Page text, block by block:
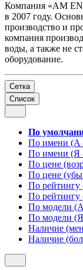
Компания «AM
в 2007 году.
производство и
компания
воды, а также не
оборудование.
Сетка
Список
По
По имени (A
По имени (Я
По цене
По цене
По
По рейтингу
По модели
По модели
Наличие
Наличие